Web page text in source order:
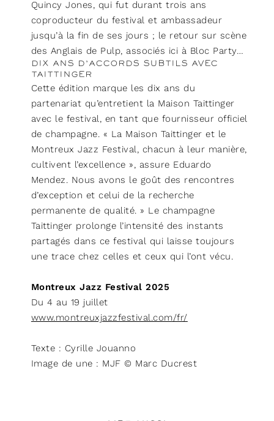
Quincy Jones, qui fut durant trois ans
coproducteur du festival et ambassadeur
jusqu’à la fin de ses jours ; le retour sur scène
des Anglais de Pulp, associés ici à Bloc Party…
DIX ANS D’ACCORDS SUBTILS AVEC
TAITTINGER
Cette édition marque les dix ans du
partenariat qu’entretient la Maison Taittinger
avec le festival, en tant que fournisseur officiel
de champagne. « La Maison Taittinger et le
Montreux Jazz Festival, chacun à leur manière,
cultivent l’excellence », assure Eduardo
Mendez. Nous avons le goût des rencontres
d’exception et celui de la recherche
permanente de qualité. » Le champagne
Taittinger prolonge l’intensité des instants
partagés dans ce festival qui laisse toujours
une trace chez celles et ceux qui l’ont vécu.
Montreux Jazz Festival 2025
Du 4 au 19 juillet
www.montreuxjazzfestival.com/fr/
Texte : Cyrille Jouanno
Image de une : MJF © Marc Ducrest